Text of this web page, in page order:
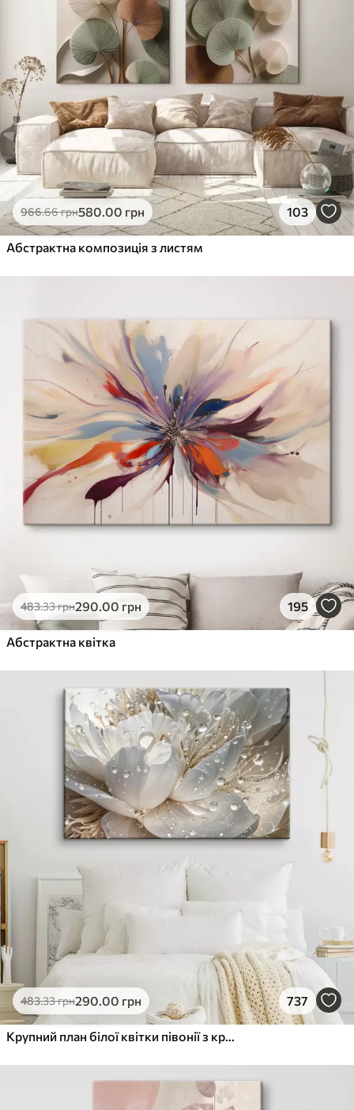
966.66грн580.00 грн 103
Абстрактна композиція з листям
483.33грн290.00 грн 195
Абстрактна квітка
483.33грн290.00 грн 737
Крупний план білої квітки півонії з крапельками води на пелюстках на розмитому фоні